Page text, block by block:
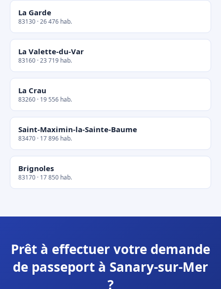
La Garde
83130 · 26 476 hab.
La Valette-du-Var
83160 · 23 719 hab.
La Crau
83260 · 19 556 hab.
Saint-Maximin-la-Sainte-Baume
83470 · 17 896 hab.
Brignoles
83170 · 17 850 hab.
Prêt à effectuer votre demande
de passeport à Sanary-sur-Mer
?